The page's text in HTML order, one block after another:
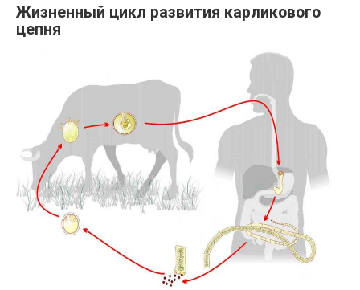
Жизненный цикл развития карликового
цепня